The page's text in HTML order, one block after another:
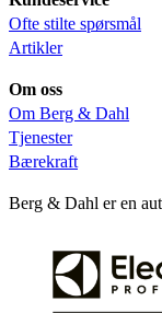
Ofte stilte spørsmål
Artikler
Om oss
Om Berg & Dahl
Tjenester
Bærekraft
Berg & Dahl er en